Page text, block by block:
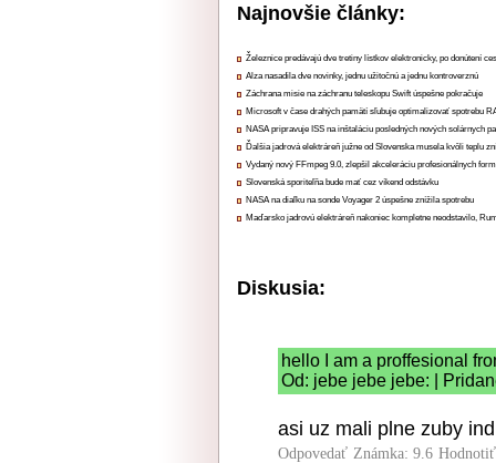
Najnovšie články:
Železnice predávajú dve tretiny lístkov elektronicky, po donútení
Alza nasadila dve novinky, jednu užitočnú a jednu kontroverznú
Záchrana misie na záchranu teleskopu Swift úspešne pokračuje
Microsoft v čase drahých pamätí sľubuje optimalizovať spotrebu
NASA pripravuje ISS na inštaláciu posledných nových solárnych
Ďalšia jadrová elektráreň južne od Slovenska musela kvôli teplu
Vydaný nový FFmpeg 9.0, zlepšil akceleráciu profesionálnych
Slovenská sporiteľňa bude mať cez víkend odstávku
NASA na diaľku na sonde Voyager 2 úspešne znížila spotrebu
Maďarsko jadrovú elektráreň nakoniec kompletne neodstavilo,
Diskusia:
hello I am a proffesional
Od: jebe jebe jebe: |
asi uz mali plne zuby
Odpovedať Známka: 9.6